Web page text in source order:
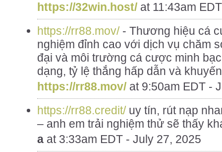
https://32win.host/ at 11:43am
https://rr88.mov/- Thương hiệu cá
nghiệm đỉnh cao với dịch vụ chăm
đại và môi trường cá cược minh
dạng, tỷ lệ thắng hấp dẫn và
https://rr88.mov/ at 9:50am EDT -
https://rr88.credit/uy tín, rút nạp
– anh em trải nghiệm thử sẽ thấy
a at 3:33am EDT - July 27, 2025